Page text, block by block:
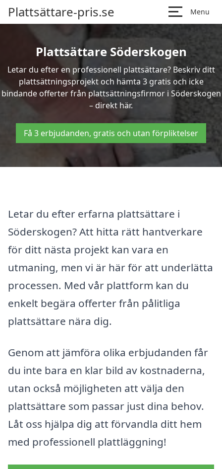
Plattsättare-pris.se Menu
Plattsättare Söderskogen
Letar du efter en professionell plattsättare? Beskriv ditt
plattsättningsprojekt och hämta 3 gratis och icke
bindande offerter från plattsättningsfirmor i Söderskogen
– direkt här.
Få 3 erbjudanden, gratis och utan förpliktelser
Letar du efter erfarna plattsättare i
Söderskogen? Att hitta rätt hantverkare
för ditt nästa projekt kan vara en
utmaning, men vi är här för att underlätta
processen. Med vår plattform kan du
enkelt begära offerter från pålitliga
plattsättare nära dig.
Genom att jämföra olika erbjudanden får
du inte bara en klar bild av kostnaderna,
utan också möjligheten att välja den
plattsättare som passar just dina behov.
Låt oss hjälpa dig att förvandla ditt hem
med professionell plattläggning!